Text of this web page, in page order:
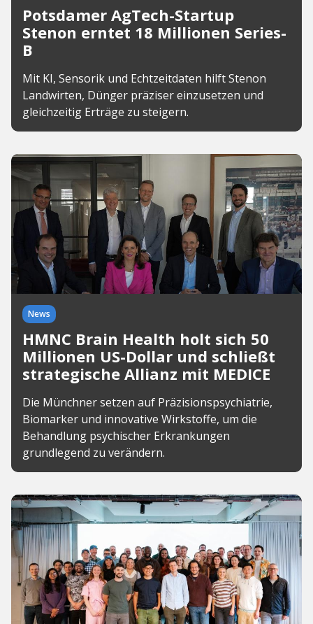
Potsdamer AgTech-Startup
Stenon erntet 18 Millionen Series-
B
Mit KI, Sensorik und Echtzeitdaten hilft Stenon
Landwirten, Dünger präziser einzusetzen und
gleichzeitig Erträge zu steigern.
News
HMNC Brain Health holt sich 50
Millionen US-Dollar und schließt
strategische Allianz mit MEDICE
Die Münchner setzen auf Präzisionspsychiatrie,
Biomarker und innovative Wirkstoffe, um die
Behandlung psychischer Erkrankungen
grundlegend zu verändern.